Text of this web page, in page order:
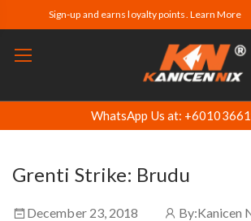
Sign-up and earns loyalty points. Learn More
WhatsApp Us at:
Grenti Strike: Brudu
December 23, 2018 By:Kanicen